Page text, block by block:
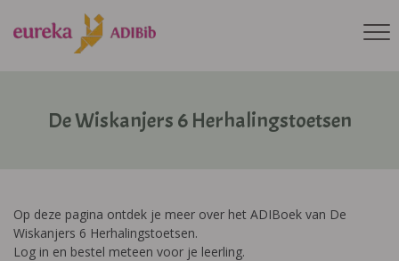
De Wiskanjers 6 Herhalingstoetsen
Op deze pagina ontdek je meer over het ADIBoek van De
Wiskanjers 6 Herhalingstoetsen.
Log in en bestel meteen voor je leerling.